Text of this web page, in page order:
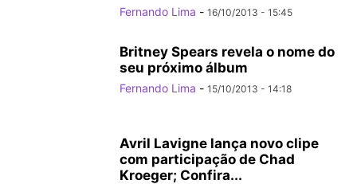
Fernando Lima - 16/10/2013 - 15:45
Britney Spears revela o nome do
seu próximo álbum
Fernando Lima - 15/10/2013 - 14:18
Avril Lavigne lança novo clipe
com participação de Chad
Kroeger; Confira...